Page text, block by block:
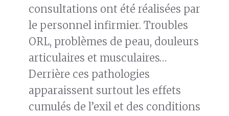
consultations ont été réalisées par
le personnel infirmier. Troubles
ORL, problèmes de peau, douleurs
articulaires et musculaires…
Derrière ces pathologies
apparaissent surtout les effets
cumulés de l’exil et des conditions